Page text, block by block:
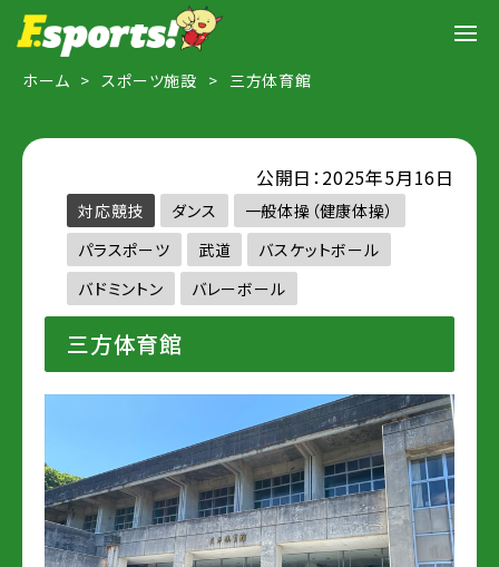
ホーム スポーツ施設 三方体育館
公開日：2025年5月16日
対応競技 ダンス
一般体操（健康体操）
パラスポーツ
武道
バスケットボール
バドミントン
バレーボール
三方体育館